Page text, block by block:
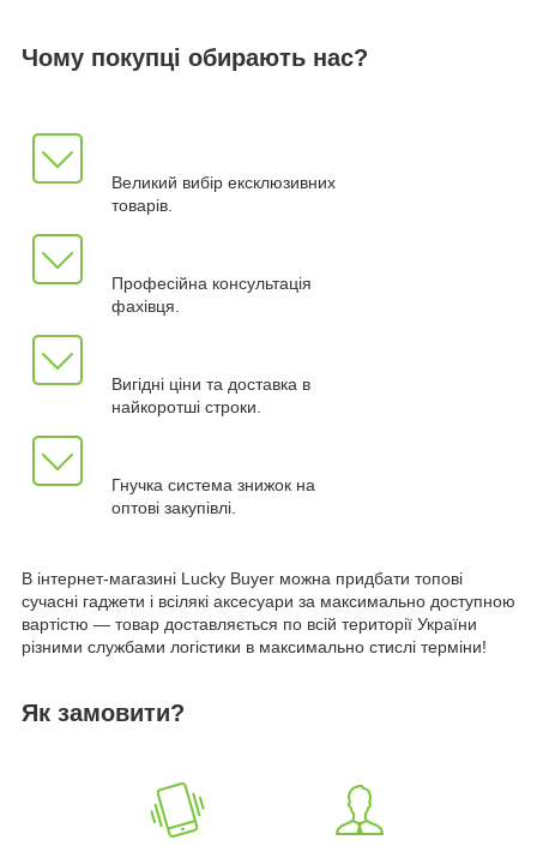
Чому покупці обирають нас?
Великий вибір ексклюзивних
товарів.
Професійна консультація
фахівця.
Вигідні ціни та доставка в
найкоротші строки.
Гнучка система знижок на
оптові закупівлі.
В інтернет-магазині Lucky Buyer можна придбати топові
сучасні гаджети і всілякі аксесуари за максимально доступною
вартістю — товар доставляється по всій території України
різними службами логістики в максимально стислі терміни!
Як замовити?